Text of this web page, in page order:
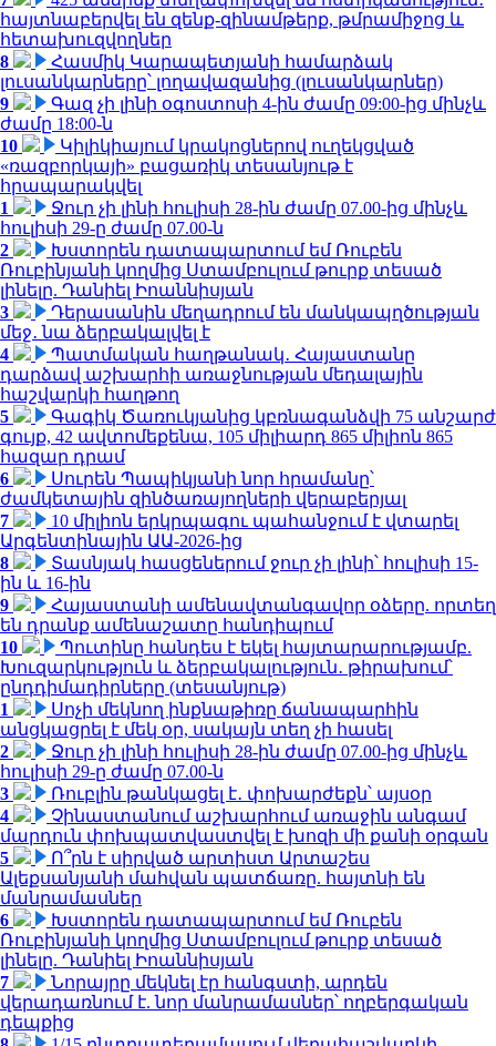
հայտնաբերվել են զենք-զինամթերք, թմրամիջոց և
հետախուզվողներ
8
Հասմիկ Կարապետյանի համարձակ
լուսանկարները՝ լողավազանից (լուսանկարներ)
9
Գազ չի լինի օգոստոսի 4-ին ժամը 09:00-ից մինչև
ժամը 18:00-ն
10
Կիլիկիայում կրակոցներով ուղեկցված
«ռազբորկայի» բացառիկ տեսանյութ է
հրապարակվել
1
Ջուր չի լինի հուլիսի 28-ին ժամը 07.00-ից մինչև
հուլիսի 29-ը ժամը 07.00-ն
2
Խստորեն դատապարտում եմ Ռուբեն
Ռուբինյանի կողմից Ստամբուլում թուրք տեսած
լինելը. Դանիել Իոաննիսյան
3
Դերասանին մեղադրում են մանկապղծության
մեջ․ նա ձերբակալվել է
4
Պատմական հաղթանակ․ Հայաստանը
դարձավ աշխարհի առաջնության մեդալային
հաշվարկի հաղթող
5
Գագիկ Ծառուկյանից կբռնագանձվի 75 անշարժ
գույք, 42 ավտոմեքենա, 105 միլիարդ 865 միլիոն 865
հազար դրամ
6
Սուրեն Պապիկյանի նոր հրամանը՝
ժամկետային զինծառայողների վերաբերյալ
7
10 միլիոն երկրպագու պահանջում է վտարել
Արգենտինային ԱԱ-2026-ից
8
Տասնյակ հասցեներում ջուր չի լինի՝ հուլիսի 15-
ին և 16-ին
9
Հայաստանի ամենավտանգավոր օձերը. որտեղ
են դրանք ամենաշատը հանդիպում
10
Պուտինը հանդես է եկել հայտարարությամբ.
Խուզարկություն և ձերբակալություն․ թիրախում՝
ընդդիմադիրները (տեսանյութ)
1
Սոչի մեկնող ինքնաթիռը ճանապարհին
անցկացրել է մեկ օր, սակայն տեղ չի հասել
2
Ջուր չի լինի հուլիսի 28-ին ժամը 07.00-ից մինչև
հուլիսի 29-ը ժամը 07.00-ն
3
Ռուբլին թանկացել է․ փոխարժեքն՝ այսօր
4
Չինաստանում աշխարհում առաջին անգամ
մարդուն փոխպատվաստվել է խոզի մի քանի օրգան
5
Ո՞րն է սիրված արտիստ Արտաշես
Ալեքսանյանի մահվան պատճառը. հայտնի են
մանրամասներ
6
Խստորեն դատապարտում եմ Ռուբեն
Ռուբինյանի կողմից Ստամբուլում թուրք տեսած
լինելը. Դանիել Իոաննիսյան
7
Նորայրը մեկնել էր հանգստի, արդեն
վերադառնում է. նոր մանրամասներ՝ ողբերգական
դեպքից